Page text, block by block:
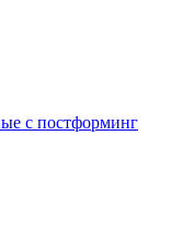
с постформинг